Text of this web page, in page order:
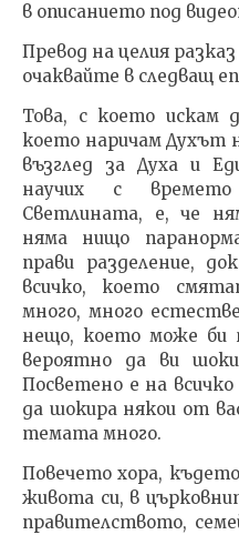
в описанието под
Превод на целия
очаквайте в следващ
Това, с което искам
което наричам Духът
възглед за Духа и
научих с
Светлината, е, че
няма нищо
прави разделение,
всичко, което
много, много
нещо, което може би
вероятно да ви
Посветено е на
да шокира някои от
темата много.
Повечето хора,
живота си, в
правителството,